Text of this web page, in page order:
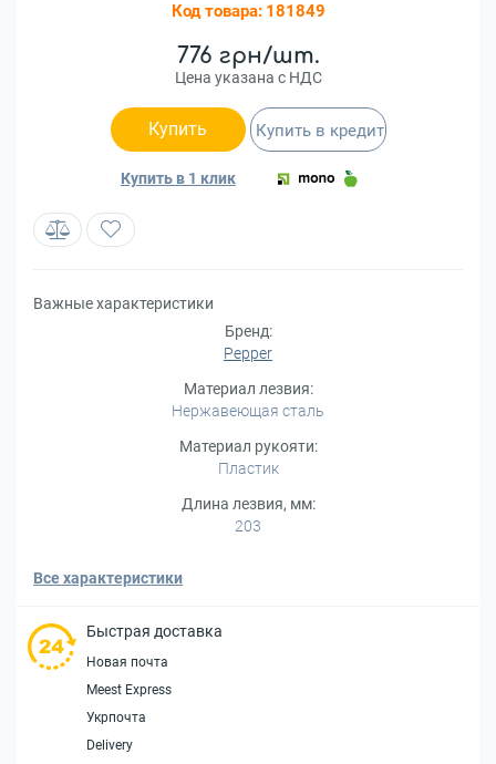
Код товара: 181849
776 грн/шт.
Цена указана с НДС
Купить
Купить в 1 клик
Купить в кредит
Важные характеристики
Бренд:
Pepper
Материал лезвия:
Нержавеющая сталь
Материал рукояти:
Пластик
Длина лезвия, мм:
203
Все характеристики
Быстрая доставка
Новая почта
Meest Express
Укрпочта
Delivery